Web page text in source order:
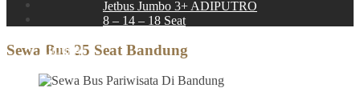
Jetbus Jumbo 3+ ADIPUTRO
8 – 14 – 18 Seat
Hubungi
Sewa Bus 25 Seat Bandung